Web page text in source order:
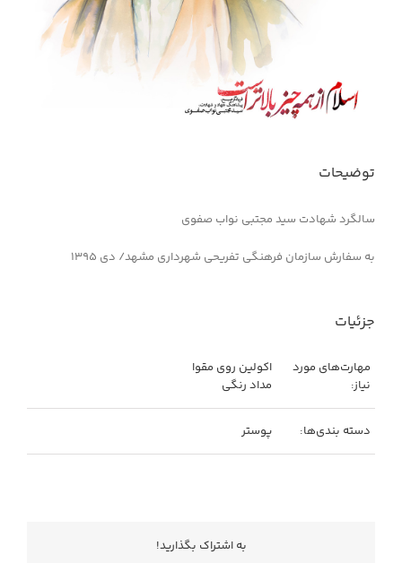
توضیحات
سالگرد شهادت سید مجتبی نواب صفوی
به سفارش سازمان فرهنگی تفریحی شهرداری مشهد/ دی ۱۳۹۵
جزئیات
مهارت‌های مورد
نیاز:
اکولین روی مقوا
مداد‌‌ رنگی
دسته بندی‌ها: پوستر
به اشتراك بگذاريد!